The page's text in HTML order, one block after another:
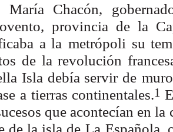
María Chacón,
provincia de la
a la metrópoli su
de la revolución
Isla debía servir de
a tierras continentales.1
que acontecían en la